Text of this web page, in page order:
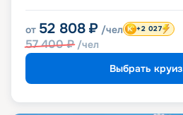
от 52 808 ₽ /чел
57 400₽ /чел
+2 027
Выбрать круиз